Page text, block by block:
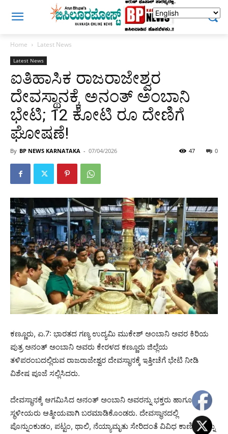
Home Latest News
Latest News
ಐತಿಹಾಸಿಕ ರಾಜರಾಜೇಶ್ವರ
ದೇವಸ್ಥಾನಕ್ಕೆ ಅನಂತ್ ಅಂಬಾನಿ
ಭೇಟಿ; 12 ಕೋಟಿ ರೂ ದೇಣಿಗೆ
ಘೋಷಣೆ!
By BP NEWS KARNATAKA - 07/04/2026 0
47
ಕಣ್ಣೂರು, ಏ.7: ಭಾರತದ ಗಣ್ಯ ಉದ್ಯಮಿ ಮುಕೇಶ್ ಅಂಬಾನಿ ಅವರ ಕಿರಿಯ
ಪುತ್ರ ಅನಂತ್ ಅಂಬಾನಿ ಅವರು ಕೇರಳದ ಕಣ್ಣೂರು ಜಿಲ್ಲೆಯ
ತಳಿಪರಂಬದಲ್ಲಿರುವ ರಾಜರಾಜೇಶ್ವರ ದೇವಸ್ಥಾನಕ್ಕೆ ಇತ್ತೀಚೆಗೆ ಭೇಟಿ ನೀಡಿ
ವಿಶೇಷ ಪೂಜೆ ಸಲ್ಲಿಸಿದರು.
ದೇವಸ್ಥಾನಕ್ಕೆ ಆಗಮಿಸಿದ ಅನಂತ್ ಅಂಬಾನಿ ಅವರನ್ನು ಭಕ್ತರು ಹಾಗೂ
ಸ್ಥಳೀಯರು ಆತ್ಮೀಯವಾಗಿ ಬರಮಾಡಿಕೊಂಡರು. ದೇವಸ್ಥಾನದಲ್ಲಿ
ಪೊನ್ನುಂಕುಡಂ, ಪಟ್ಟಂ, ಥಾಲಿ, ನೆಯ್ಯಾಮೃತು ಸೇರಿದಂತೆ ವಿವಿಧ ಕಾಣಿಕೆಗಳನ್ನು